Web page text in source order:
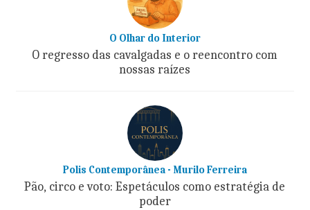
O Olhar do Interior
O regresso das cavalgadas e o reencontro com
nossas raízes
Polis Contemporânea - Murilo Ferreira
Pão, circo e voto: Espetáculos como estratégia de
poder